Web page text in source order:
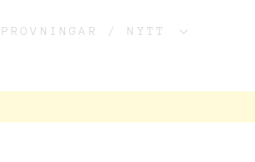
PROVNINGAR / NYTT